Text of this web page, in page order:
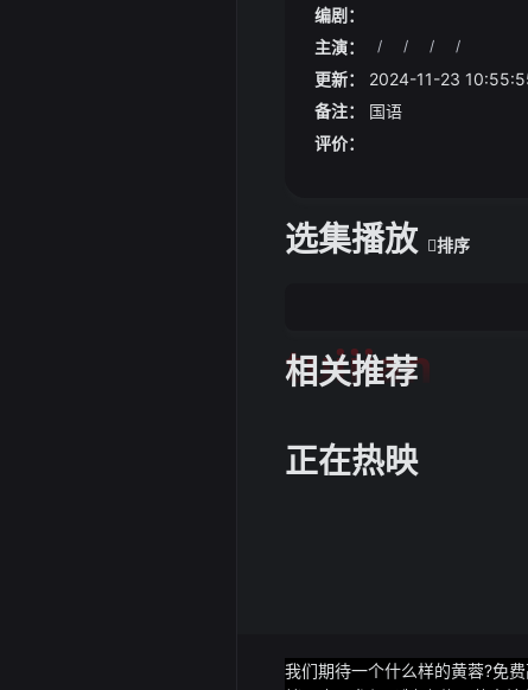
头不是忍气吞声反而是想借
编剧：
主演：
/ / / /
更新：
2024-11-23
备注：
国语
评价：
选集播放 排序
相关推荐
tuijian
正在热映
我们期待一个什么样的黄蓉?免